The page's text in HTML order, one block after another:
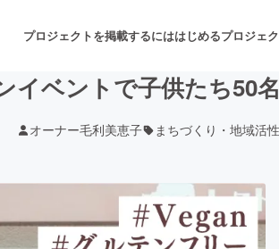
プロジェクトを掲載するにははじめるプロジェ
楽 舞台
イベントで子供たち50
オーナー毛利美恵子 まちづくり・地域活